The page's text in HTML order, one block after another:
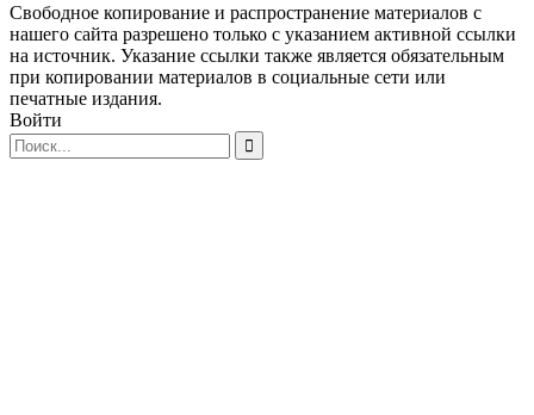
Свободное копирование и распространение материалов с
нашего сайта разрешено только с указанием активной ссылки
на источник. Указание ссылки также является обязательным
при копировании материалов в социальные сети или
печатные издания.
Войти